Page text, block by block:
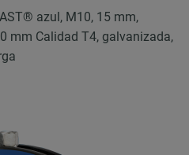
azul, M10, 15 mm,
mm Calidad T4, galvanizada,